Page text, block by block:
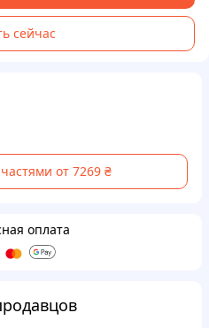
сейчас
от 7269 ₴
оплата